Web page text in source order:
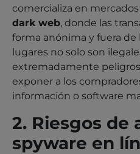
comercializa en
dark web, donde las
forma anónima y fuera de
lugares no solo son
extremadamente
exponer a los
información o software
2. Riesgos de
spyware en